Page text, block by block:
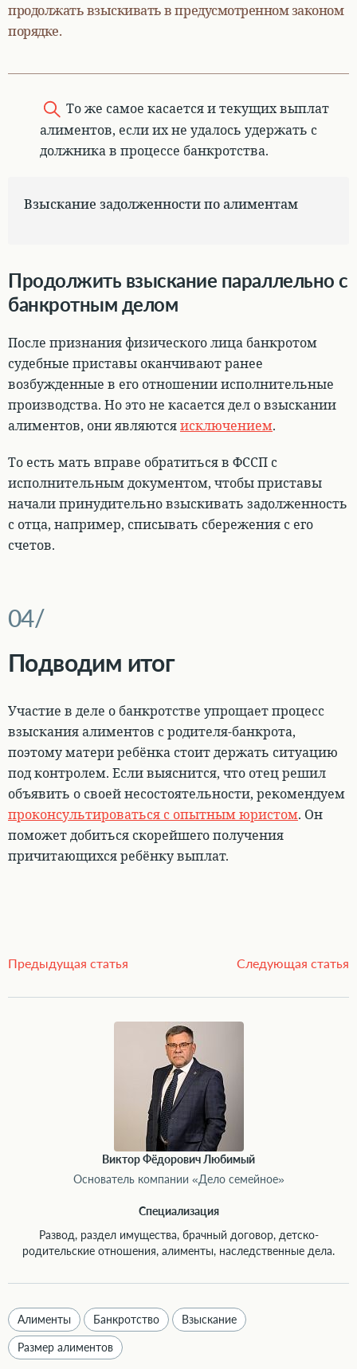
продолжать взыскивать в предусмотренном законом
порядке.
То же самое касается и текущих выплат
алиментов, если их не удалось удержать с
должника в процессе банкротства.
Взыскание задолженности по алиментам
Продолжить взыскание параллельно с
банкротным делом
После признания физического лица банкротом
судебные приставы оканчивают ранее
возбужденные в его отношении исполнительные
производства. Но это не касается дел о взыскании
алиментов, они являютсяисключением.
То есть мать вправе обратиться в ФССП с
исполнительным документом, чтобы приставы
начали принудительно взыскивать задолженность
с отца, например, списывать сбережения с его
счетов.
Подводим итог
Участие в деле о банкротстве упрощает процесс
взыскания алиментов с родителя-банкрота,
поэтому матери ребёнка стоит держать ситуацию
под контролем. Если выяснится, что отец решил
объявить о своей несостоятельности, рекомендуем
проконсультироваться с опытным юристом. Он
поможет добиться скорейшего получения
причитающихся ребёнку выплат.
Предыдущая статья Следующая статья
Виктор Фёдорович Любимый
Основатель компании «Дело семейное»
Специализация
Развод, раздел имущества, брачный договор, детско-
родительские отношения, алименты, наследственные дела.
Алименты Банкротство Взыскание
Размер алиментов